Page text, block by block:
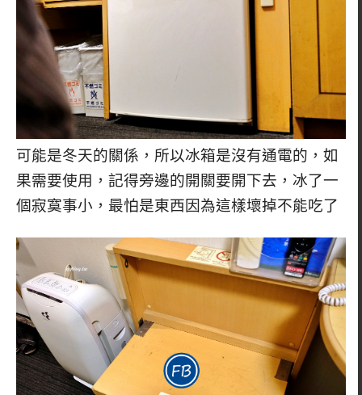
可能是冬天的關係，所以冰箱是沒有通電的，如
果需要使用，記得旁邊的開關要開下去，冰了一
個寂寞事小，最怕是東西因為這樣壞掉不能吃了